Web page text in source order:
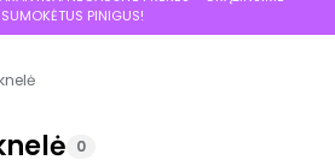
SUMOKĖTUS PINIGUS!
0